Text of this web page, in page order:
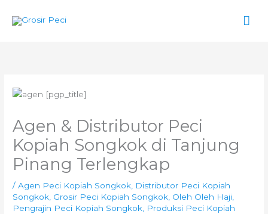
Agen & Distributor Peci
Kopiah Songkok di Tanjung
Pinang Terlengkap
/Agen Peci Kopiah Songkok, Distributor Peci Kopiah
Songkok, Grosir Peci Kopiah Songkok, Oleh Oleh Haji,
Pengrajin Peci Kopiah Songkok, Produksi Peci Kopiah